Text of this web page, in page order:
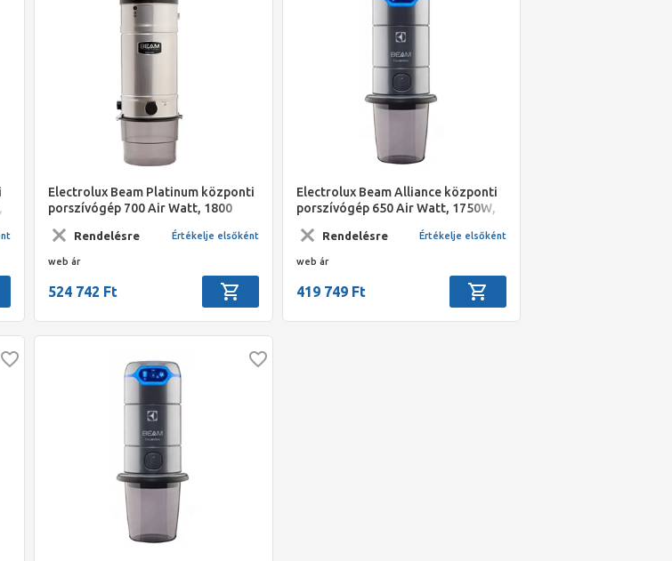
Electrolux Beam Platinum központi
porszívógép 700 Air Watt, 1800
portartály,/107cm/, 3 év garancia
Rendelésre Értékelje elsőként
web ár
524 742 Ft
Electrolux Beam Alliance központi
porszívógép 650 Air Watt, 1750W,
portartály,/101cm/5 év garancia;
Rendelésre Értékelje elsőként
web ár
419 749 Ft